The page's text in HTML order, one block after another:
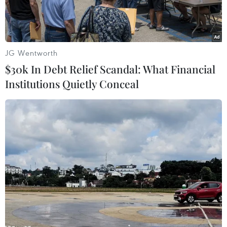
Khói lửa bốc lên sau vụ không kích của Israel trúng đài truyền
hình Al-Aqsa của phong trào Hamas ở Dải Gaza ngày
12/11/2018. (Ảnh: THX/TTXVN)
Theo Reuters, ngày 12/11, Tổng thư ký Liên hợp
quốc Antonio Guterrez đã kêu gọi tất cả các bên
JG Wentworth
$30k In Debt Relief Scandal: What Financial
Institutions Quietly Conceal